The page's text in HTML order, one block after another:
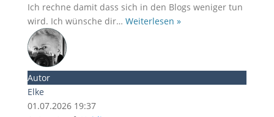
Ich rechne damit dass sich in den Blogs weniger tun
wird. Ich wünsche dir… Weiterlesen »
Autor
Elke
01.07.2026 19:37